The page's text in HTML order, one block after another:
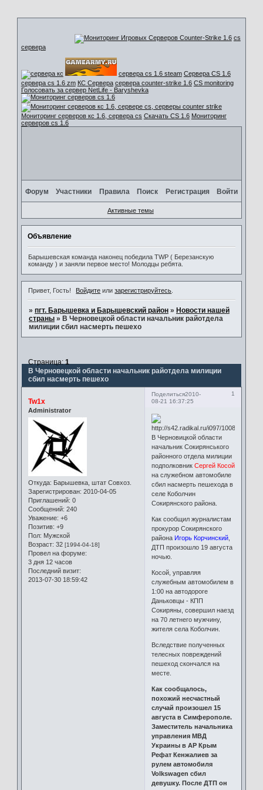
cs
сервера
сервера cs 1.6 steam Сервера CS 1.6
сервера cs 1.6 zm КС Сервера сервера counter-strike 1.6 CS monitoring
Голосовать за сервер NetLife - Baryshevka
Мониторинг серверов кс 1.6, сервера cs Скачать CS 1.6 Мониторинг
серверов cs 1.6
Форум Участники Правила Поиск Регистрация Войти
Активные темы
Объявление
Барышевская команда наконец победила TWP ( Березанскую
команду ) и заняли первое место! Молодцы ребята.
Привет, Гость! Войдите илизарегистрируйтесь
» пгт. Барышевка и Барышевский район » Новости нашей
страны » В Черновецкой области начальник райотдела
милиции сбил насмерть пешехо
В Черновецкой области начальник райотдела милиции
сбил насмерть пешехо
Страница:1
Поделиться 1
2010-
08-21 16:37:25
Tw1x
Administrator
Откуда: Барышевка, штат Совхоз.
Зарегистрирован: 2010-04-05
Приглашений: 0
Сообщений: 240
Уважение: +6
Позитив: +9
Пол: Мужской
Возраст: 32 [1994-04-18]
Провел на форуме:
3 дня 12 часов
Последний визит:
2013-07-30 18:59:42
В Черновицкой области
начальник Сокирянського
районного отдела милиции
подполковник Сергей Косой
на служебном автомобиле
сбил насмерть пешехода в
селе Коболчин
Сокирянского района.
Как сообщил журналистам
прокурор Сокирянского
района Игорь Корчинский,
ДТП произошло 19 августа
ночью.
Косой, управляя
служебным автомобилем в
1:00 на автодороге
Даньковцы - КПП
Сокиряны, совершил наезд
на 70 летнего мужчину,
жителя села Коболчин.
Вследствие полученных
телесных повреждений
пешеход скончался на
месте.
Как сообщалось,
похожий несчастный
случай произошел 15
августа в Симферополе.
Заместитель начальника
управления МВД
Украины в АР Крым
Рефат Кенжалиев за
рулем автомобиля
Volkswagen сбил
девушку. После ДТП он